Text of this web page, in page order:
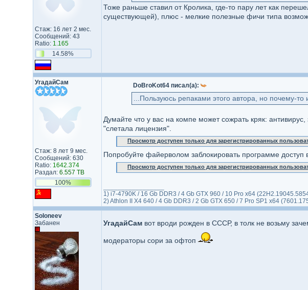
Стаж: 16 лет 2 мес.
Сообщений: 43
Ratio: 1.165
14.58%
Тоже раньше ставил от Кролика, где-то пару лет как
существующей), плюс - мелкие полезные фичи типа
УгадайСам
Стаж: 8 лет 9 мес.
Сообщений: 630
Ratio: 1642.374
Раздал: 6.557 TB
100%
DoBroKot64 писал(а):
...Пользуюсь репаками этого автора, но почему-
Думайте что у вас на компе может сожрать кряк:
"слетала лицензия".
Просмотр доступен только для зарегистрированных
Попробуйте файерволом заблокировать программе доступ в
Просмотр доступен только для зарегистрированных
1) i7-4790K / 16 Gb DDR3 / 4 Gb GTX 960 / 10 Pro x64
2) Athlon II X4 640 / 4 Gb DDR3 / 2 Gb GTX 650 / 7 Pro SP1 x64
Soloneev
Забанен
УгадайСамвот вроди рожден в СССР, в толк не возьму
модераторы сори за офтоп